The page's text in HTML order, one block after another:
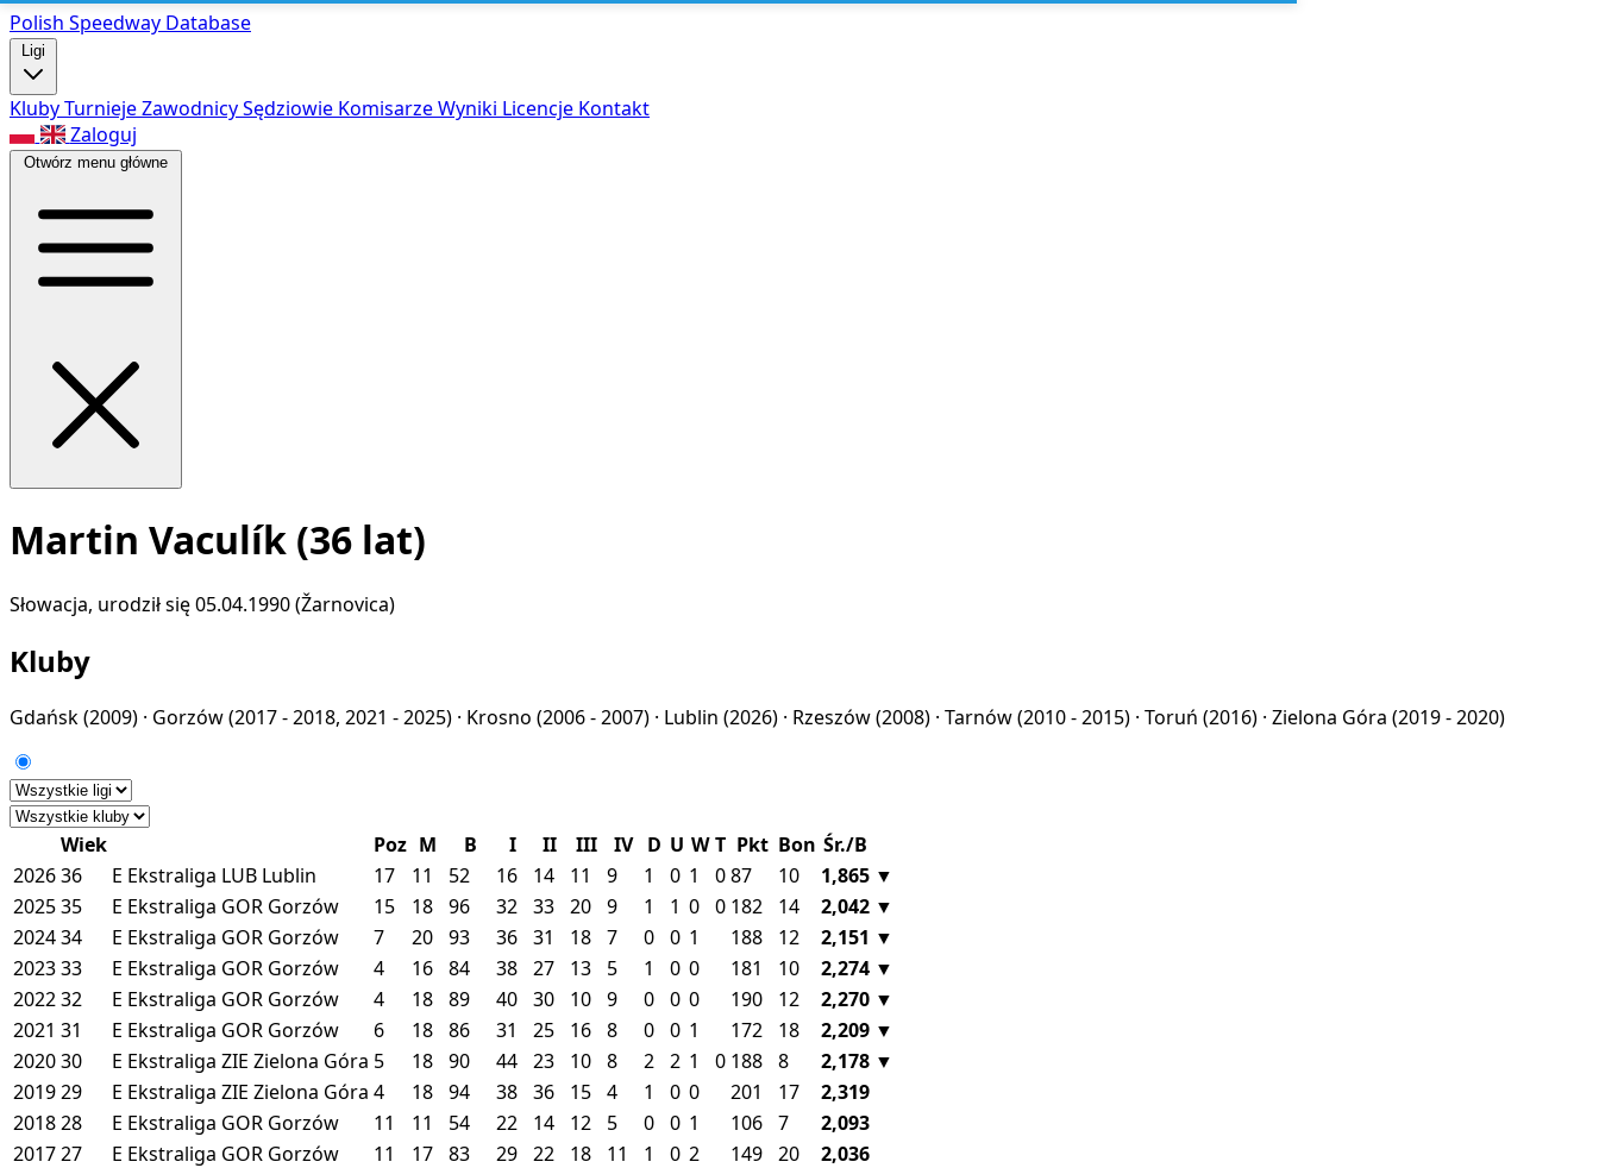
Polish Speedway Database
Ligi
KlubyTurniejeZawodnicySędziowie KomisarzeWyniki Licencje Kontakt
Zaloguj
Otwórz menu główne
Martin Vaculík (36 lat)
Słowacja, urodził się 05.04.1990 (Žarnovica)
Kluby
Gdańsk(2009) · Gorzów(2017 - 2018, 2021 - 2025) · Krosno (2006 - 2007) · Lublin (2026) · Rzeszów(2008) · Tarnów(2010 - 2015) · Toruń (2016) · Zielona Góra (2019 - 2020)
Wiek Poz M B I II III IV D U W T Pkt Bon Śr./B
202636 E Ekstraliga LUB Lublin 17 11 52 16 14 11 9 1 0 1 087 10 1,865 ▼
202535 E Ekstraliga GOR Gorzów 15 18 96 32 33 20 9 1 1 0 0 182 14 2,042 ▼
202434 E Ekstraliga GOR Gorzów 7 20 93 36 31 18 7 0 0 1 188 12 2,151 ▼
202333 E Ekstraliga GOR Gorzów 4 16 84 38 27 13 5 1 0 0 181 10 2,274 ▼
202232 E Ekstraliga GOR Gorzów 4 18 89 40 30 10 9 0 0 0 190 12 2,270 ▼
2021 31 E Ekstraliga GOR Gorzów 6 18 86 31 25 16 8 0 0 1 172 18 2,209 ▼
202030 E Ekstraliga ZIE Zielona Góra 5 18 90 44 23 10 8 2 2 1 0 188 8 2,178 ▼
201929 E Ekstraliga ZIE Zielona Góra 4 18 94 38 36 15 4 1 0 0 201 17
2,319
201828 E Ekstraliga GOR Gorzów 11 11 54 22 14 12 5 0 0 1 106 7
2,093
201727 E Ekstraliga GOR Gorzów 11 17 83 29 22 18 11 1 0 2 149 20
2,036